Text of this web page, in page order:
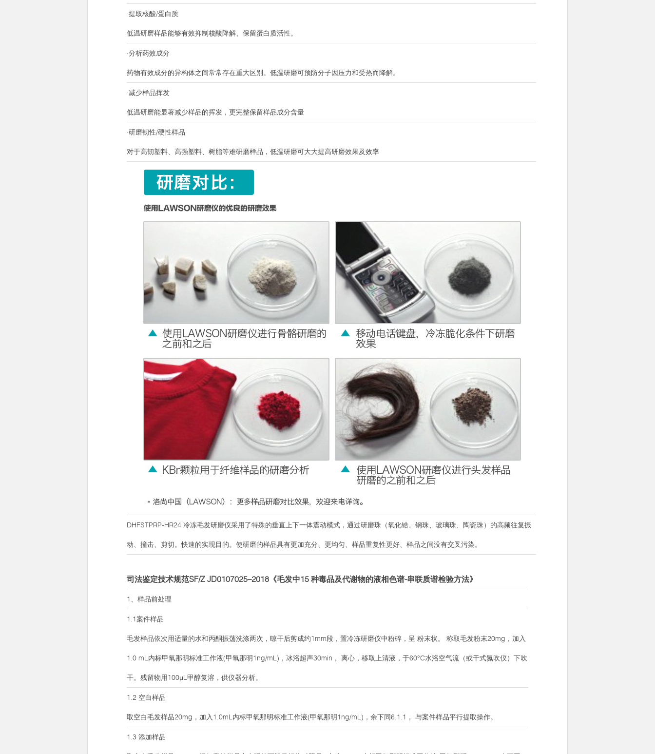
·提取核酸/蛋白质
低温研磨样品能够有效抑制核酸降解、保留蛋白质活性。
·分析药效成分
药物有效成分的异构体之间常常存在重大区别。低温研磨可预防分子因压力和受热而降解。
·减少样品挥发
低温研磨能显著减少样品的挥发，更完整保留样品成分含量
·研磨韧性/硬性样品
对于高韧塑料、高强塑料、树脂等难研磨样品，低温研磨可大大提高研磨效果及效率
DHFSTPRP-HR24 冷冻毛发研磨仪采用了特殊的垂直上下一体震动模式，通过研磨珠（氧化锆、钢珠、玻璃珠、陶瓷珠）的高频往复振
动、撞击、剪切。快速的实现目的。使研磨的样品具有更加充分、更均匀、样品重复性更好、样品之间没有交叉污染。
司法鉴定技术规范SF/Z JD0107025–2018《毛发中15 种毒品及代谢物的液相色谱-串联质谱检验方法》
1、样品前处理
1.1案件样品
毛发样品依次用适量的水和丙酮振荡洗涤两次，晾干后剪成约1mm段，置冷冻研磨仪中粉碎，呈 粉末状。 称取毛发粉末20mg，加入
1.0 mL内标甲氧那明标准工作液(甲氧那明1ng/mL)，冰浴超声30min， 离心，移取上清液，于60°C水浴空气流（或干式氮吹仪）下吹
干。残留物用100μL甲醇复溶，供仪器分析。
1.2 空白样品
取空白毛发样品20mg，加入1.0mL内标甲氧那明标准工作液(甲氧那明1ng/mL)，余下同6.1.1， 与案件样品平行提取操作。
1.3 添加样品